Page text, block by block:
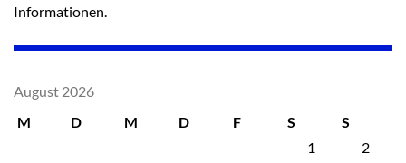
Informationen.
August 2026
M
D M D F S
S
1
2